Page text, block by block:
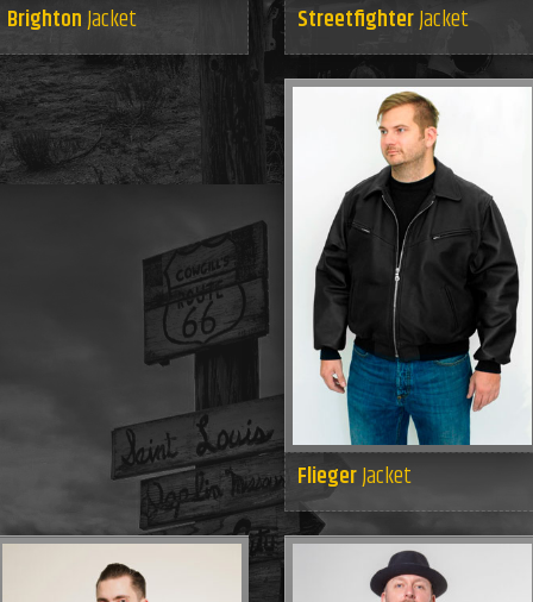
BrightonJacket StreetfighterJacket
FliegerJacket